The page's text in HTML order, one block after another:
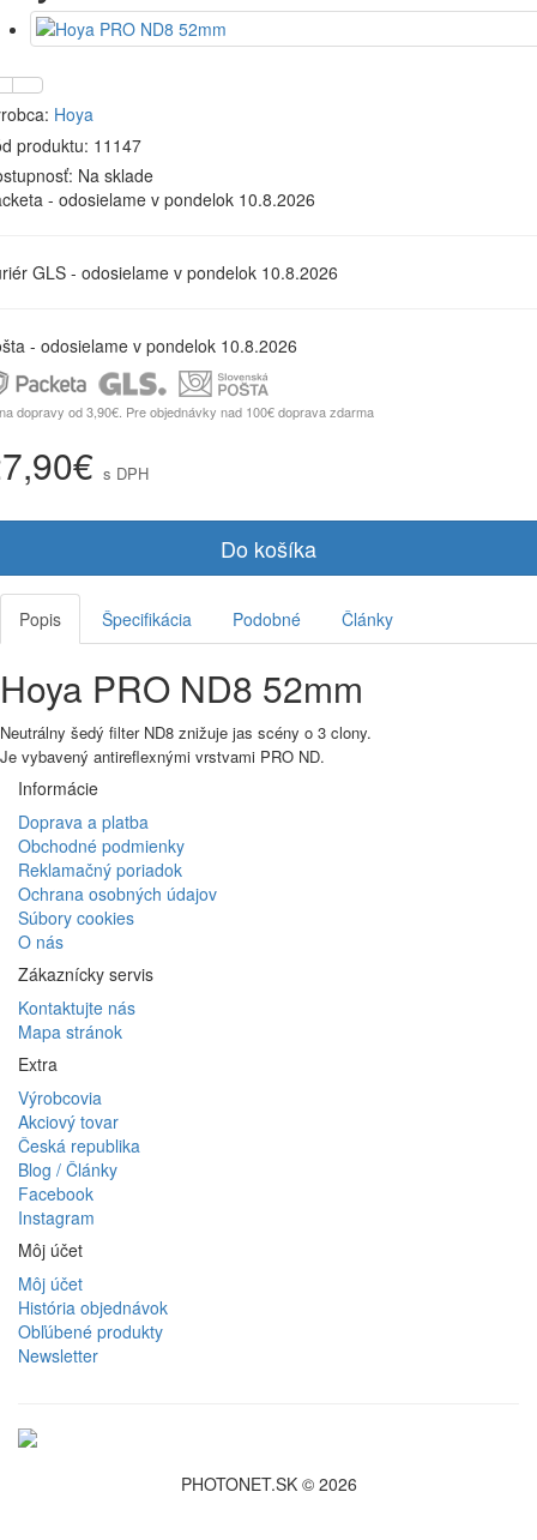
Hoya
produktu: 11147
Na sklade
- odosielame v pondelok 10.8.2026
GLS - odosielame v pondelok 10.8.2026
- odosielame v pondelok 10.8.2026
dopravy od 3,90€. Pre objednávky nad 100€ doprava zdarma
s DPH
Do košíka
Popis Špecifikácia Podobné Články
Hoya PRO ND8 52mm
Neutrálny šedý filter ND8 znižuje jas scény o 3 clony.
Je vybavený antireflexnými vrstvami PRO ND.
Informácie
Doprava a platba
Obchodné podmienky
Reklamačný poriadok
Ochrana osobných údajov
Súbory cookies
O nás
Zákaznícky servis
Kontaktujte nás
Mapa stránok
Extra
Výrobcovia
Akciový tovar
Česká republika
Blog / Články
Facebook
Instagram
Môj účet
Môj účet
História objednávok
Obľúbené produkty
Newsletter
PHOTONET.SK © 2026